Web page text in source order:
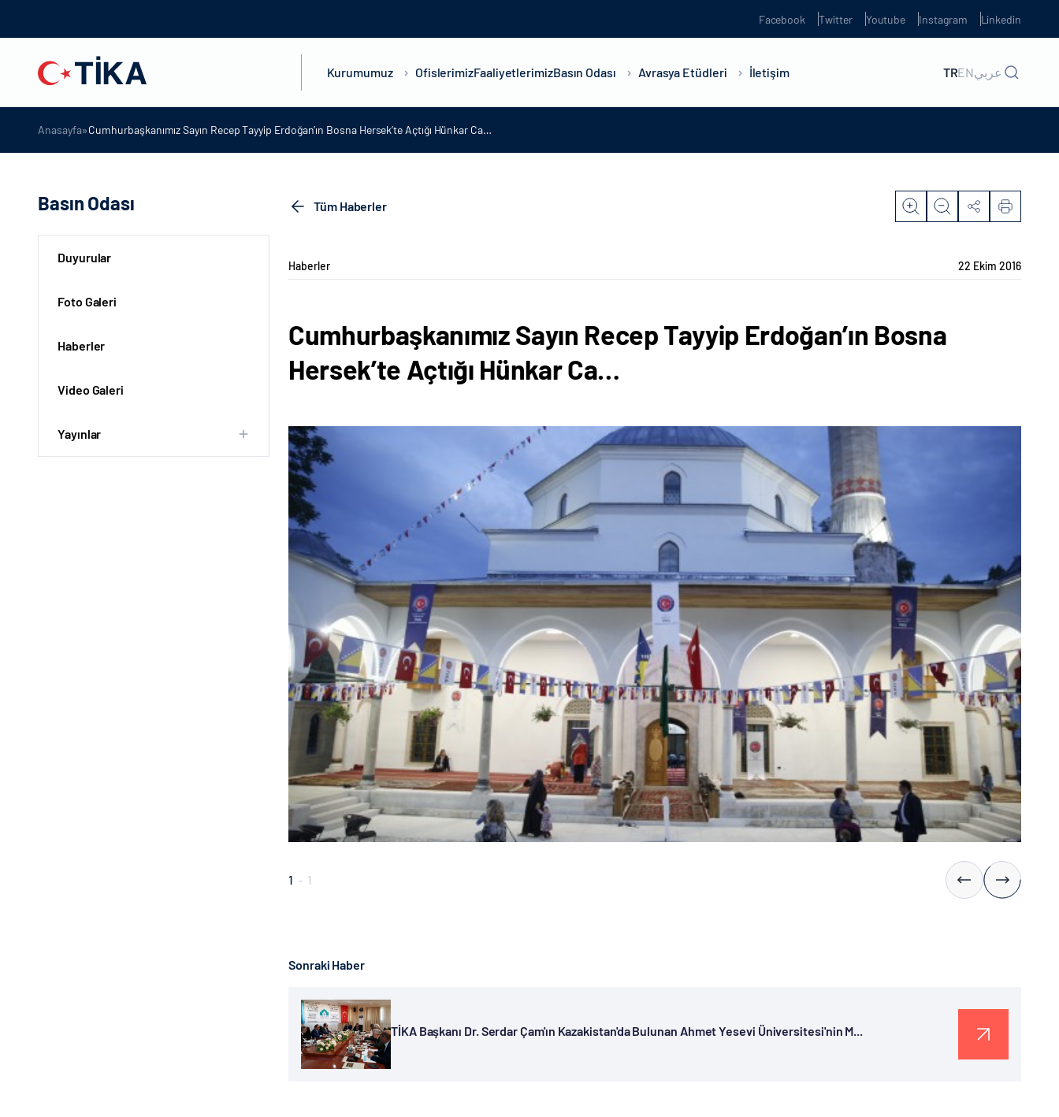
Facebook Twitter Youtube Instagram Linkedin
Kurumumuz OfislerimizFaaliyetlerimizBasın Odası Avrasya Etüdleri İletişim TRENعربي
Anasayfa»Cumhurbaşkanımız Sayın Recep Tayyip Erdoğan’ın Bosna Hersek’te Açtığı Hünkar Ca…
Basın Odası
Duyurular
Foto Galeri
Haberler
Video Galeri
Yayınlar
Tüm Haberler
Haberler 22 Ekim 2016
Cumhurbaşkanımız Sayın Recep Tayyip Erdoğan’ın Bosna
Hersek’te Açtığı Hünkar Ca…
1 - 1
Sonraki Haber
TİKA Başkanı Dr. Serdar Çam'ın Kazakistan'da Bulunan Ahmet Yesevi Üniversitesi'nin M...